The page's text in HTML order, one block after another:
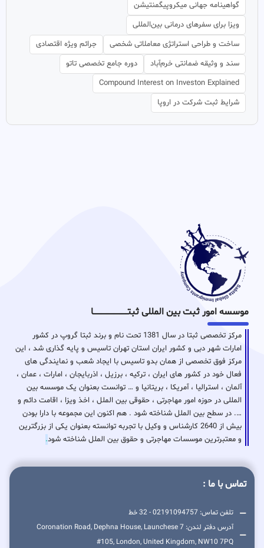
گواهینامه جهانی میکروپیگمنتیشن
ویزا برای سفرهای درمانی بین‌المللی
ساخت و طراحی استراتژی معاملاتی شخصی
جرائم ویژه اقتصادی
سند و وثیقه ضمانتی خرم‌آباد
دوره جامع تخصصی تاتو
Compound Interest on Investon Explained
شرایط ثبت شرکت در اروپا
موسسه امور ثبت بین المللی ثبتـــــــــــــــــــــــــــــا
مرکز تخصصی ثبتا در سال 1381 تحت نام و برند ثبتا گروپ در کشور
امارات شهر دبی و کشور ایران استان تهران تاسیس و پایه گذاری شد ، این
مرکز فوق تخصصی از همان بدو تاسیس با ایجاد شعب و نمایندگی های
فعال خود در کشور های ایران ، ترکیه ، برزیل ، اذربایجان ، امارات ، عمان ،
آلمان ، استرالیا ، آمریکا ، بریتانیا و … توانست بعنوان یک موسسه بین
المللی در حوزه امور مهاجرتی ، حقوقی بین الملل ، اخذ ویزا ، اقامت دائم و
…. در سطح بین الملل شناخته شود . هم اکنون این مجموعه با دارا بودن
بیش از 2640 کارشناس و وکیل با تجربه توانسته بعنوان یکی از بزرگترین
و معتبرترین موسسات مهاجرتی و حقوق بین الملل شناخته شود.
تماس با ما :
تلفن تماس: 02191094757 - 32 خط
آدرس دفتر لندن: 7 Coronation Road, Dephna House, Launchese
#105, London, United Kingdom, NW10 7PQ